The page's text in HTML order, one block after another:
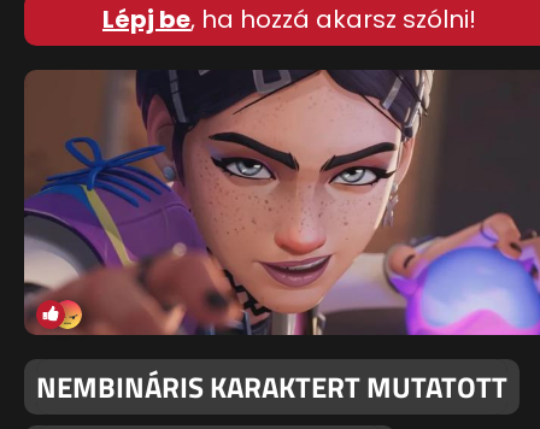
Lépj be, ha hozzá akarsz szólni!
NEMBINÁRIS KARAKTERT MUTATOTT